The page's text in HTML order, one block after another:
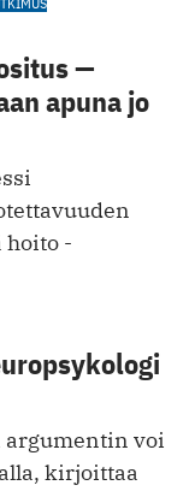
—
apuna jo
-
argumentin voi
kirjoittaa